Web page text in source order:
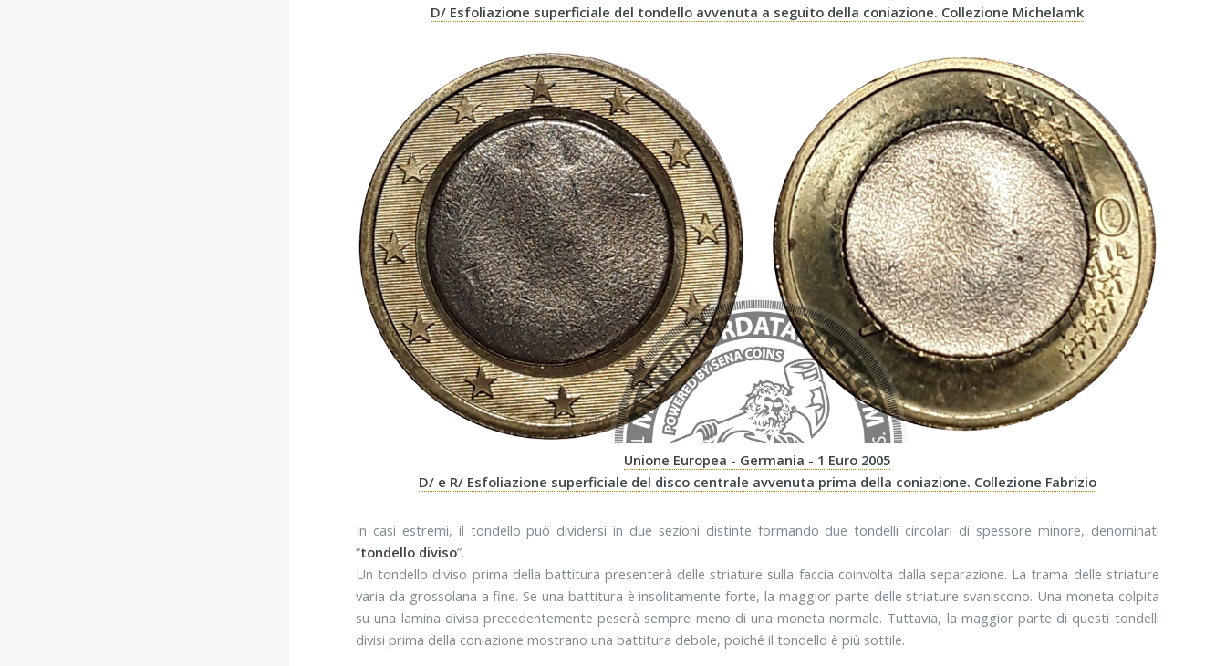
D/ Esfoliazione superficiale del tondello avvenuta a seguito della coniazione. Collezione Michelamk
Unione Europea - Germania - 1 Euro 2005
D/ e R/ Esfoliazione superficiale del disco centrale avvenuta prima della coniazione. Collezione Fabrizio
In casi estremi, il tondello può dividersi in due sezioni distinte formando due tondelli circolari di spessore minore, denominati
“tondello diviso”.
Un tondello diviso prima della battitura presenterà delle striature sulla faccia coinvolta dalla separazione. La trama delle striature
varia da grossolana a fine. Se una battitura è insolitamente forte, la maggior parte delle striature svaniscono. Una moneta colpita
su una lamina divisa precedentemente peserà sempre meno di una moneta normale. Tuttavia, la maggior parte di questi tondelli
divisi prima della coniazione mostrano una battitura debole, poiché il tondello è più sottile.